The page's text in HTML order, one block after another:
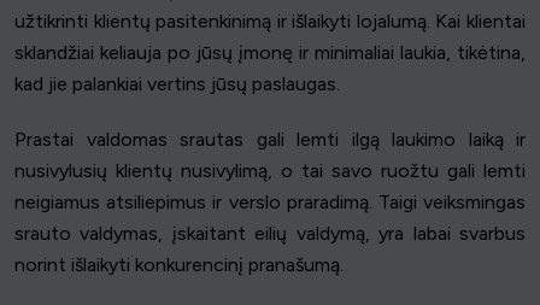
užtikrinti klientų pasitenkinimą ir išlaikyti lojalumą. Kai klientai
sklandžiai keliauja po jūsų įmonę ir minimaliai laukia, tikėtina,
kad jie palankiai vertins jūsų paslaugas.
Prastai valdomas srautas gali lemti ilgą laukimo laiką ir
nusivylusių klientų nusivylimą, o tai savo ruožtu gali lemti
neigiamus atsiliepimus ir verslo praradimą. Taigi veiksmingas
srauto valdymas, įskaitant eilių valdymą, yra labai svarbus
norint išlaikyti konkurencinį pranašumą.